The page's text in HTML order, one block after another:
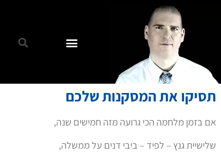
תסיקו את המסקנות שלכם
אם בזמן מלחמה הכי גרועה מזה חמישים שנה,
שלישיית גנץ – לפיד – ביבי דנים על ממשלה,